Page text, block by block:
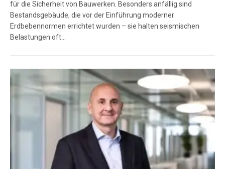
für die Sicherheit von Bauwerken. Besonders anfällig sind
Bestandsgebäude, die vor der Einführung moderner
Erdbebennormen errichtet wurden – sie halten seismischen
Belastungen oft…